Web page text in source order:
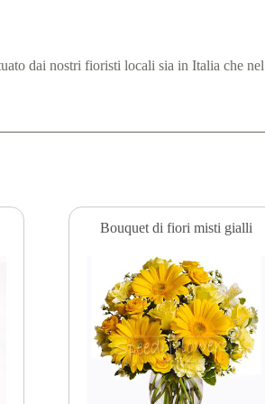
dai nostri fioristi locali sia in Italia che nel
Bouquet di fiori misti gialli